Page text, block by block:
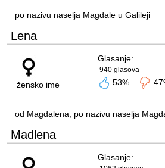
po nazivu naselja Magdale u Galileji
Lena
žensko ime
Glasanje:
940 glasova
53%
od Magdalena, po nazivu naselja
Madlena
Glasanje: